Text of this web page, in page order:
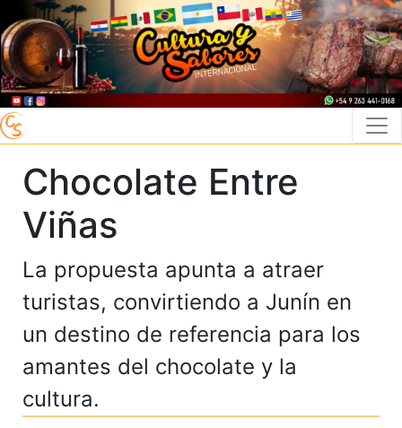
Chocolate Entre
Viñas
La propuesta apunta a atraer
turistas, convirtiendo a Junín en
un destino de referencia para los
amantes del chocolate y la
cultura.